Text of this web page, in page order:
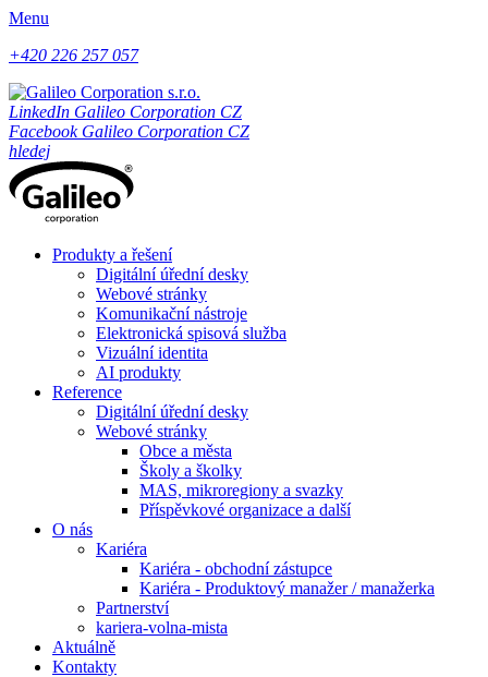
Menu
+420 226 257 057
LinkedIn Galileo Corporation CZ
Facebook Galileo Corporation CZ
hledej
Produkty a řešení
Digitální úřední desky
Webové stránky
Komunikační nástroje
Elektronická spisová služba
Vizuální identita
AI produkty
Reference
Digitální úřední desky
Webové stránky
Obce a města
Školy a školky
MAS, mikroregiony a svazky
Příspěvkové organizace a další
O nás
Kariéra
Kariéra - obchodní zástupce
Kariéra - Produktový manažer / manažerka
Partnerství
kariera-volna-mista
Aktuálně
Kontakty